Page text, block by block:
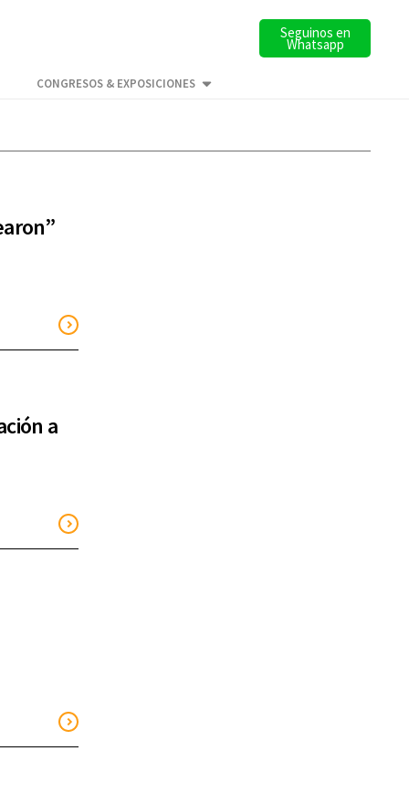
Seguinos en
Whatsapp
CONGRESOS & EXPOSICIONES
a